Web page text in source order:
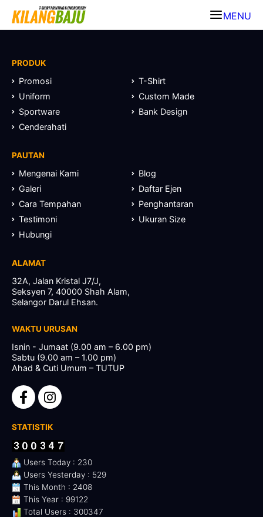
MENU
PRODUK
Promosi
T-Shirt
Uniform
Custom Made
Sportware
Bank Design
Cenderahati
PAUTAN
Mengenai Kami
Blog
Galeri
Daftar Ejen
Cara Tempahan
Penghantaran
Testimoni
Ukuran Size
Hubungi
ALAMAT
32A, Jalan Kristal J7/J,
Seksyen 7, 40000 Shah Alam,
Selangor Darul Ehsan.
WAKTU URUSAN
Isnin - Jumaat (9.00 am – 6.00 pm)
Sabtu (9.00 am – 1.00 pm)
Ahad & Cuti Umum – TUTUP
STATISTIK
Users Today : 230
Users Yesterday : 529
This Month : 2408
This Year : 99122
Total Users : 300347